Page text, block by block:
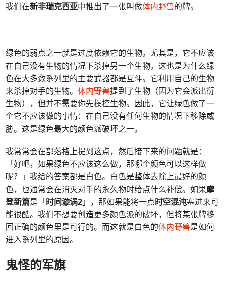
我们在新非瑞克西亚中推出了一张叫做体内野兽的牌。
绿色的弱点之一就是过度依赖它的生物。尤其是，它不应该
在自己没有生物的情况下杀掉另一个生物。这也是为什么绿
色在大多数系列里的主要武器都是互斗。它利用自己的生物
来杀掉对手的生物。体内野兽提到了生物（因为它会派出衍
生物），但并不需要你先操控生物。因此，它让绿色做了一
个它不应该做的事情：在自己没有任何生物的情况下移除威
胁。这是绿色最大的颜色派破坏之一。
我常常会在部落格上提到这点，然后接下来的问题就是：
「好吧，如果绿色不应该这么做，那哪个颜色可以这样做
呢？」我给的答案都是白色。白色是整体去除上最好的颜
色，也通常会在消灭对手的永久物时给点什么补偿。如果摩
登新篇是「时间漩涡2」，那如果能将一点时空混沌塞进来可
能很酷。我们不想要创造更多颜色派的破坏，但将某张牌移
回正确的颜色里是可行的。而这就是白色的体内野兽是如何
进入系列里的原因。
鬼怪的军旗